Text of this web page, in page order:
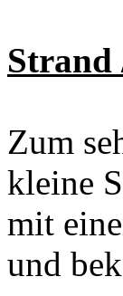
Strand
Zum
kleine
mit
und